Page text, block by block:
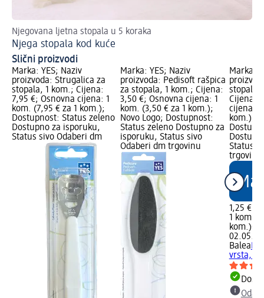
Njegovana ljetna stopala u 5 koraka
Njega stopala kod kuće
Slični proizvodi
Marka: YES; Naziv
proizvoda: Strugalica za
stopala, 1 kom.; Cijena:
7,95 €; Osnovna cijena: 1
kom. (7,95 € za 1 kom.);
Dostupnost: Status zeleno
Dostupno za isporuku,
Status sivo Odaberi dm
Marka: YES; Naziv
proizvoda: Pedisoft rašpica
za stopala, 1 kom.; Cijena:
3,50 €; Osnovna cijena: 1
kom. (3,50 € za 1 kom.);
Novo Logo; Dostupnost:
Status zeleno Dostupno za
isporuku, Status sivo
Odaberi dm trgovinu
Marka:
stopala,
Cijena:
cijena: 1
kom.);
Status
trgovinu
1,25 €
1 kom.
kom.)
Balea
vrsta, 1